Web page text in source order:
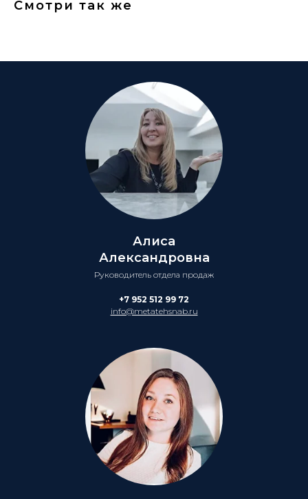
Смотри так же
Алиса
Александровна
Руководитель отдела продаж
+7 952 512 99 72
info@metatehsnab.ru